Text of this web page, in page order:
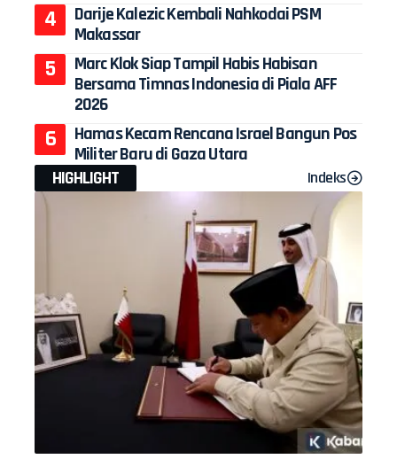
Darije Kalezic Kembali Nahkodai PSM
Makassar
Marc Klok Siap Tampil Habis Habisan
Bersama Timnas Indonesia di Piala AFF
2026
Hamas Kecam Rencana Israel Bangun Pos
Militer Baru di Gaza Utara
HIGHLIGHT
Indeks